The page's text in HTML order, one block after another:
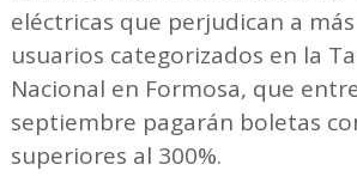
eléctricas que perjudican a
usuarios categorizados en la
Nacional en Formosa, que
septiembre pagarán boletas
superiores al 300%.